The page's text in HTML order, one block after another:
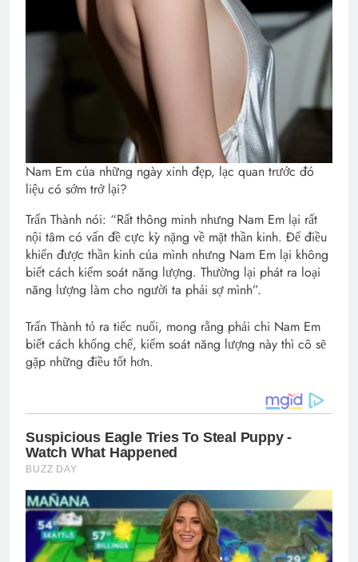
Nam Em của những ngày xinh đẹp, lạc quan trước đó
liệu có sớm trở lại?
Trấn Thành nói: “Rất thông minh nhưng Nam Em lại rất
nội tâm có vấn đề cực kỳ nặng về mặt thần kinh. Để điều
khiển được thần kinh của mình nhưng Nam Em lại không
biết cách kiểm soát năng lượng. Thường lại phát ra loại
năng lượng làm cho người ta phải sợ mình”.
Trấn Thành tỏ ra tiếc nuối, mong rằng phải chi Nam Em
biết cách khống chế, kiểm soát năng lượng này thì cô sẽ
gặp những điều tốt hơn.